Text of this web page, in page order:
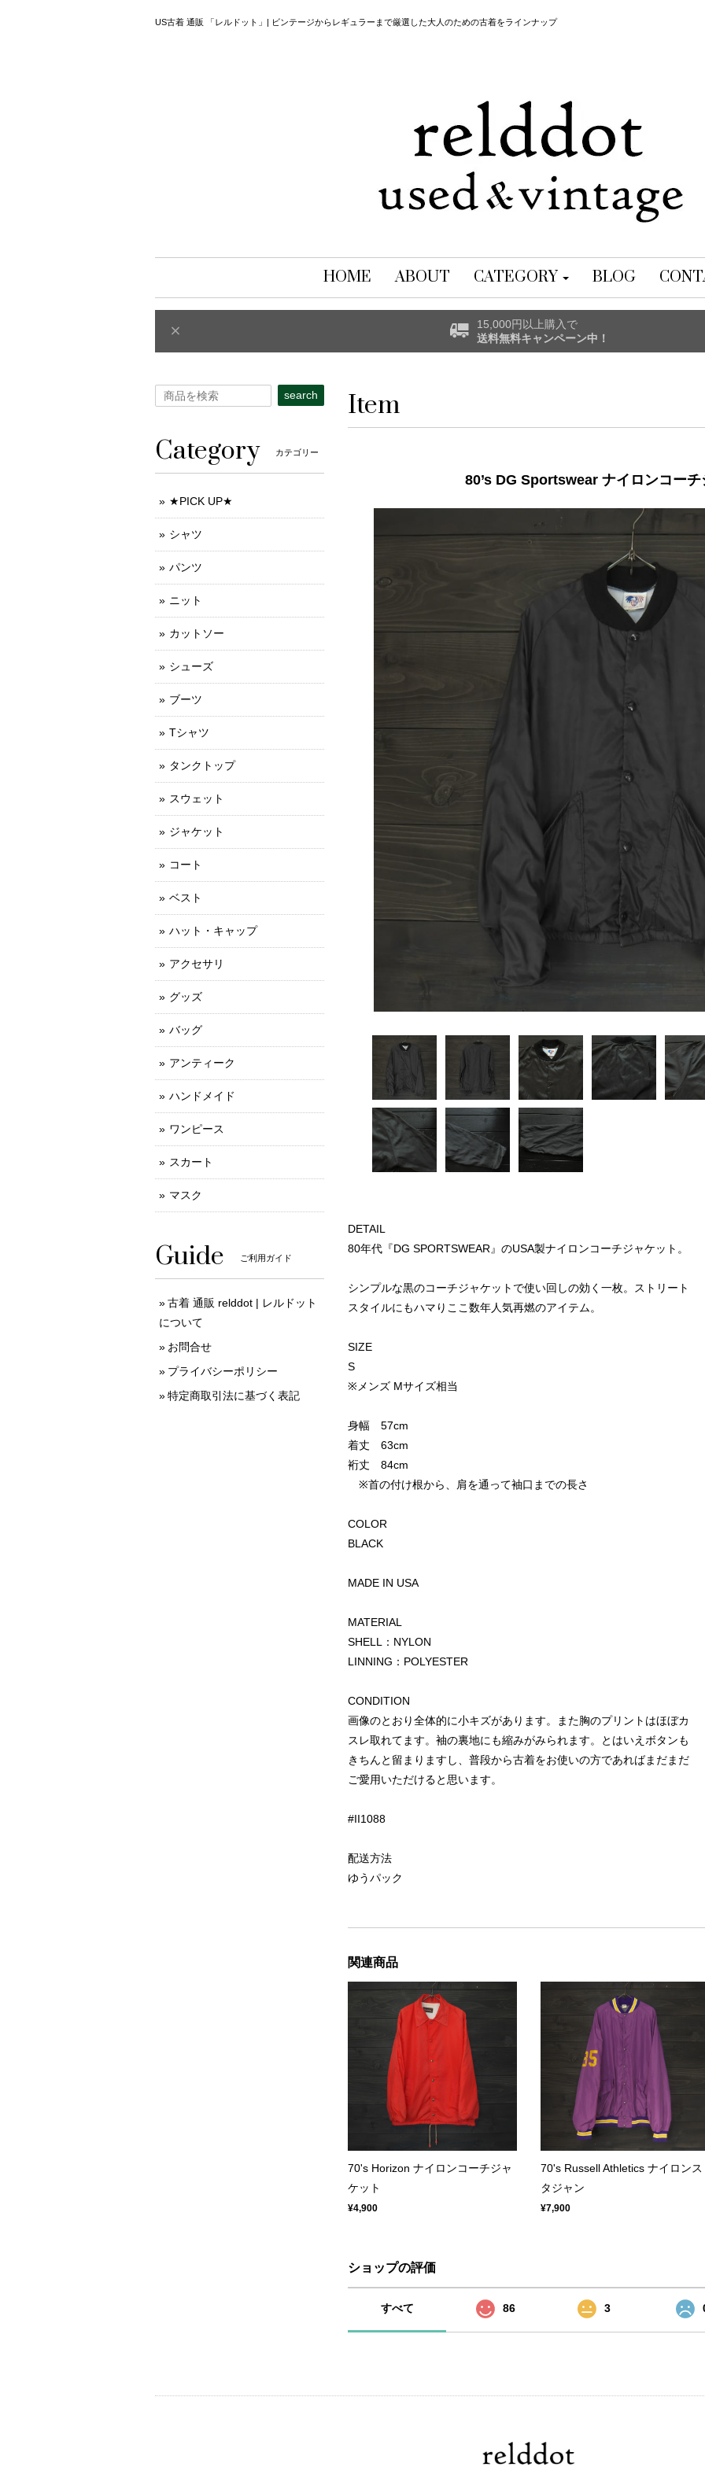
US古着 通販 「レルドット」| ビンテージからレギュラーまで厳選した大人のための古着をラインナップ
HOME ABOUT CATEGORY BLOG
15,000円以上購入で
送料無料キャンペーン中！
Item
80’s DG Sportswear ナイロンコー
DETAIL
80年代『DG SPORTSWEAR』のUSA製ナイロンコーチジャケット。
シンプルな黒のコーチジャケットで使い回しの効く一枚。ストリート
スタイルにもハマりここ数年人気再燃のアイテム。
SIZE
S
※メンズ Mサイズ相当
身幅 57cm
着丈 63cm
裄丈 84cm
※首の付け根から、肩を通って袖口までの長さ
COLOR
BLACK
MADE IN USA
MATERIAL
SHELL：NYLON
LINNING：POLYESTER
CONDITION
画像のとおり全体的に小キズがあります。また胸のプリントはほぼカ
スレ取れてます。袖の裏地にも縮みがみられます。とはいえボタンも
きちんと留まりますし、普段から古着をお使いの方であればまだまだ
ご愛用いただけると思います。
#II1088
配送方法
ゆうパック
関連商品
70's Horizon ナイロンコーチジャ
ケット
¥4,900
70's Russell Athletics ナイロンス
タジャン
¥7,900
ショップの評価
すべて 86 3
search
Category カテゴリー
★PICK UP★
シャツ
パンツ
ニット
カットソー
シューズ
ブーツ
Tシャツ
タンクトップ
スウェット
ジャケット
コート
ベスト
ハット・キャップ
アクセサリ
グッズ
バッグ
アンティーク
ハンドメイド
ワンピース
スカート
マスク
Guide ご利用ガイド
古着 通販 relddot | レルドット
について
お問合せ
プライバシーポリシー
特定商取引法に基づく表記